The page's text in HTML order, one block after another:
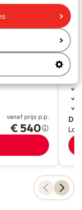
vanaf prijs p.p.
€ 540
Do